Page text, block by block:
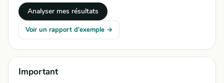
Analyser mes résultats
Voir un rapport d'exemple →
Important